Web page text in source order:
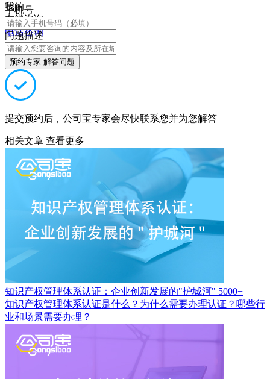
我的
在线咨询
电话咨询
手机号
问题描述
预约专家 解答问题
提交预约后，公司宝专家会尽快联系您并为您解答
相关文章 查看更多
知识产权管理体系认证：企业创新发展的"护城河" 5000+
知识产权管理体系认证是什么？为什么需要办理认证？哪些行
业和场景需要办理？